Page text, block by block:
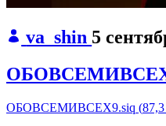
va_shin 5
ОБОВСЕМИВСЕХ9.siq (